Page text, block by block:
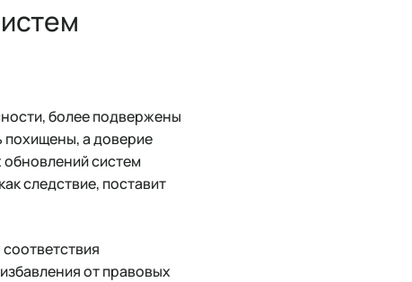
более подвержены
похищены, а доверие
систем
следствие, поставит
от правовых